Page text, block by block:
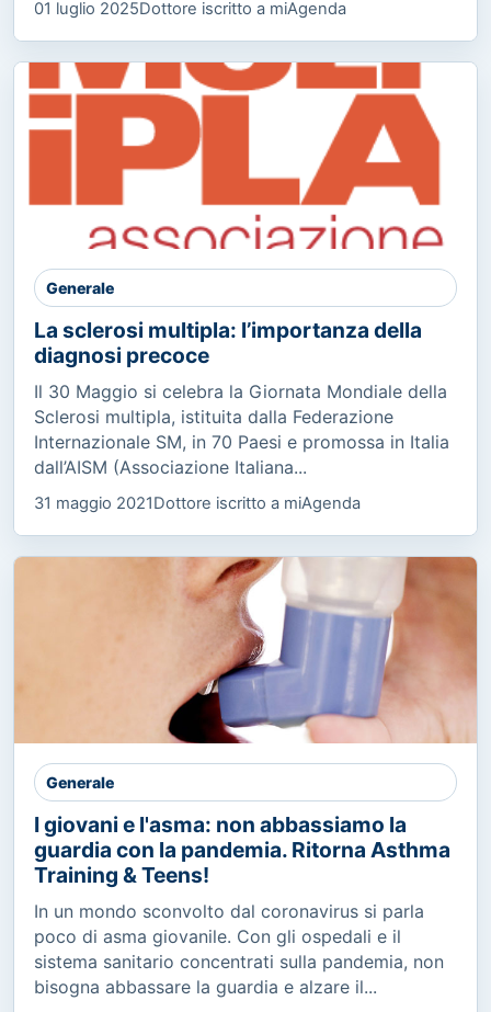
01 luglio 2025Dottore iscritto a miAgenda
Generale
La sclerosi multipla: l’importanza della
diagnosi precoce
Il 30 Maggio si celebra la Giornata Mondiale della
Sclerosi multipla, istituita dalla Federazione
Internazionale SM, in 70 Paesi e promossa in Italia
dall’AISM (Associazione Italiana...
31 maggio 2021Dottore iscritto a miAgenda
Generale
I giovani e l'asma: non abbassiamo la
guardia con la pandemia. Ritorna Asthma
Training & Teens!
In un mondo sconvolto dal coronavirus si parla
poco di asma giovanile. Con gli ospedali e il
sistema sanitario concentrati sulla pandemia, non
bisogna abbassare la guardia e alzare il...